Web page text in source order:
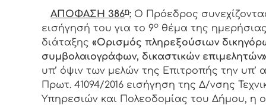
ΑΠΟΦΑΣΗ 386η: Ο Πρόεδρος
εισήγησή του για το 9ο θέμα της
διάταξης «Ορισμός πληρεξούσιων
συμβολαιογράφων, δικαστικών
υπ’ όψιν των μελών της Επιτροπής την υπ’
Πρωτ. 41094/2016 εισήγηση της Δ/νσης
Υπηρεσιών και Πολεοδομίας του Δήμου, η